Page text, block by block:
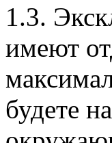
1.3.
имеют
будете